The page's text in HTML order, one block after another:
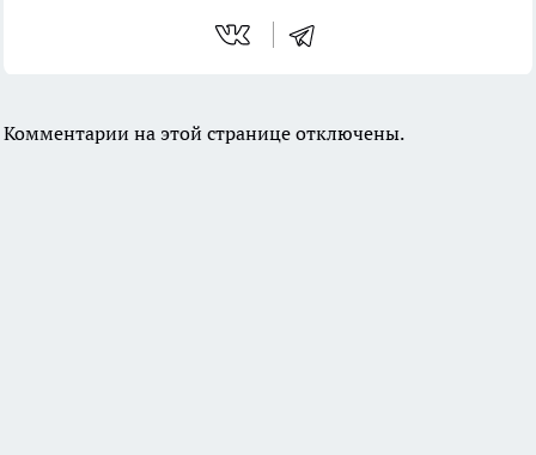
Комментарии на этой странице отключены.